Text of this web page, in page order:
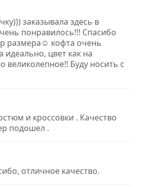
заказывала здесь в
понравилось!!! Спасибо
размера☺ кофта очень
идеально, цвет как на
великолепное!! Буду носить с
и кроссовки . Качество
подошел .
отличное качество.